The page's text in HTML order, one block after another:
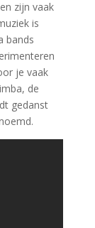
zijn vaak
is
bands
je vaak
de
gedanst